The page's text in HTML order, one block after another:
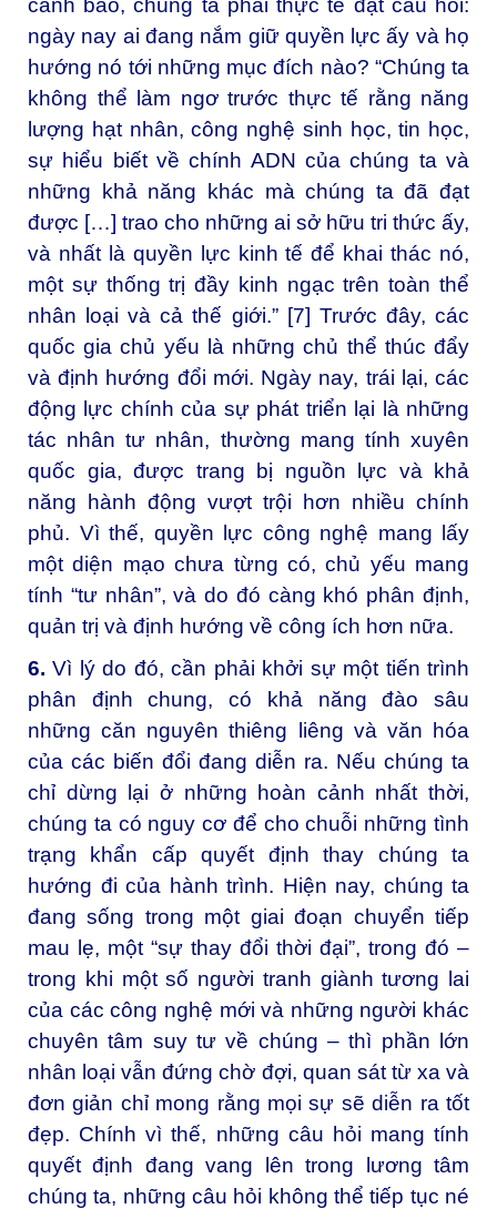
cảnh báo, chúng ta phải thực tế đặt câu hỏi:
ngày nay ai đang nắm giữ quyền lực ấy và họ
hướng nó tới những mục đích nào? “Chúng ta
không thể làm ngơ trước thực tế rằng năng
lượng hạt nhân, công nghệ sinh học, tin học,
sự hiểu biết về chính ADN của chúng ta và
những khả năng khác mà chúng ta đã đạt
được […] trao cho những ai sở hữu tri thức ấy,
và nhất là quyền lực kinh tế để khai thác nó,
một sự thống trị đầy kinh ngạc trên toàn thể
nhân loại và cả thế giới.” [7] Trước đây, các
quốc gia chủ yếu là những chủ thể thúc đẩy
và định hướng đổi mới. Ngày nay, trái lại, các
động lực chính của sự phát triển lại là những
tác nhân tư nhân, thường mang tính xuyên
quốc gia, được trang bị nguồn lực và khả
năng hành động vượt trội hơn nhiều chính
phủ. Vì thế, quyền lực công nghệ mang lấy
một diện mạo chưa từng có, chủ yếu mang
tính “tư nhân”, và do đó càng khó phân định,
quản trị và định hướng về công ích hơn nữa.
6. Vì lý do đó, cần phải khởi sự một tiến trình
phân định chung, có khả năng đào sâu
những căn nguyên thiêng liêng và văn hóa
của các biến đổi đang diễn ra. Nếu chúng ta
chỉ dừng lại ở những hoàn cảnh nhất thời,
chúng ta có nguy cơ để cho chuỗi những tình
trạng khẩn cấp quyết định thay chúng ta
hướng đi của hành trình. Hiện nay, chúng ta
đang sống trong một giai đoạn chuyển tiếp
mau lẹ, một “sự thay đổi thời đại”, trong đó –
trong khi một số người tranh giành tương lai
của các công nghệ mới và những người khác
chuyên tâm suy tư về chúng – thì phần lớn
nhân loại vẫn đứng chờ đợi, quan sát từ xa và
đơn giản chỉ mong rằng mọi sự sẽ diễn ra tốt
đẹp. Chính vì thế, những câu hỏi mang tính
quyết định đang vang lên trong lương tâm
chúng ta, những câu hỏi không thể tiếp tục né